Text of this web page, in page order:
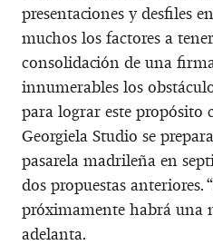
presentaciones y desfiles
muchos los factores a
consolidación de una
innumerables los
para lograr este propósito
Georgiela Studio se
pasarela madrileña en
dos propuestas anteriores.
próximamente habrá una
adelanta.